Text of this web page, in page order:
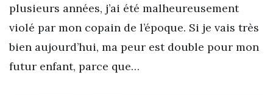
plusieurs années, j’ai été malheureusement
violé par mon copain de l’époque. Si je vais très
bien aujourd’hui, ma peur est double pour mon
futur enfant, parce que…